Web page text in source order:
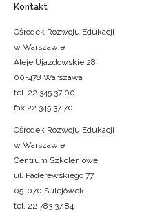
Kontakt
Ośrodek Rozwoju Edukacji
w Warszawie
Aleje Ujazdowskie 28
00-478 Warszawa
tel. 22 345 37 00
fax 22 345 37 70
Ośrodek Rozwoju Edukacji
w Warszawie
Centrum Szkoleniowe
ul. Paderewskiego 77
05-070 Sulejówek
tel. 22 783 37 84